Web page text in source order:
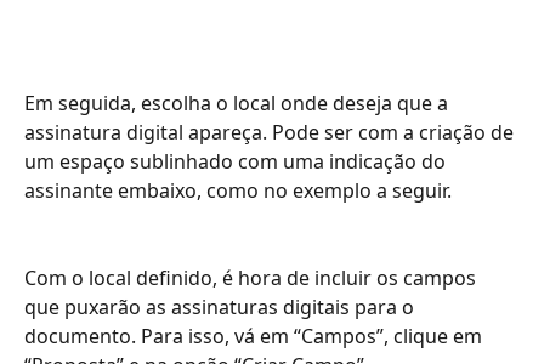
Em seguida, escolha o local onde deseja que a
assinatura digital apareça. Pode ser com a criação de
um espaço sublinhado com uma indicação do
assinante embaixo, como no exemplo a seguir.
Com o local definido, é hora de incluir os campos
que puxarão as assinaturas digitais para o
documento. Para isso, vá em “Campos”, clique em